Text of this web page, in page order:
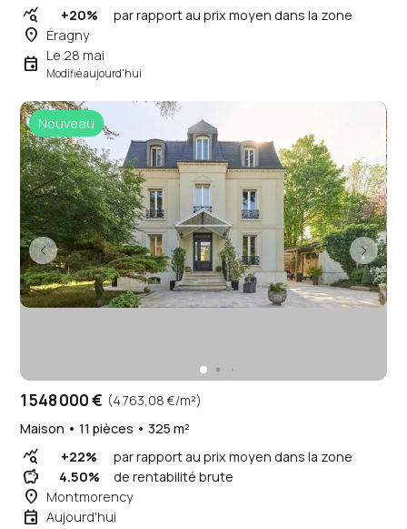
query_stats +20% par rapport au prix moyen dans la zone
place Éragny
event Le 28 mai
Modifié aujourd'hui
Nouveau
1 548 000 € (4 763,08 €/m²)
Maison • 11 pièces • 325 m²
query_stats +22% par rapport au prix moyen dans la zone
savings 4.50% de rentabilité brute
place Montmorency
event Aujourd'hui